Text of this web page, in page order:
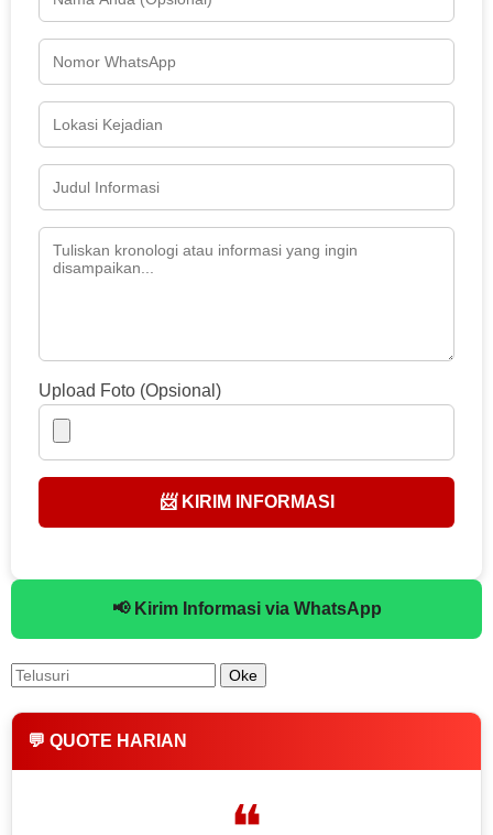
Upload Foto (Opsional)
📨 KIRIM INFORMASI
📢 Kirim Informasi via WhatsApp
💬 QUOTE HARIAN